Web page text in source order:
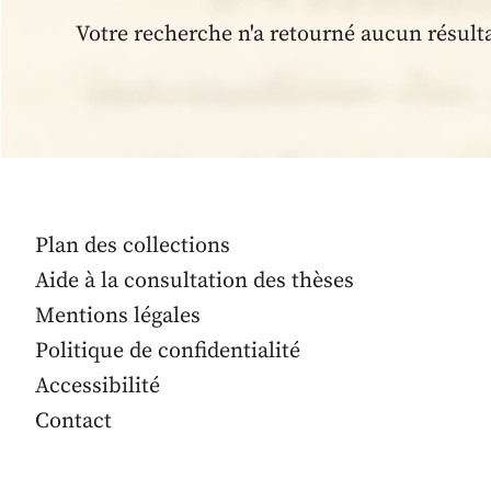
Votre recherche n'a retourné aucun
Plan des collections
Aide à la consultation des thèses
Mentions légales
Politique de confidentialité
Accessibilité
Contact